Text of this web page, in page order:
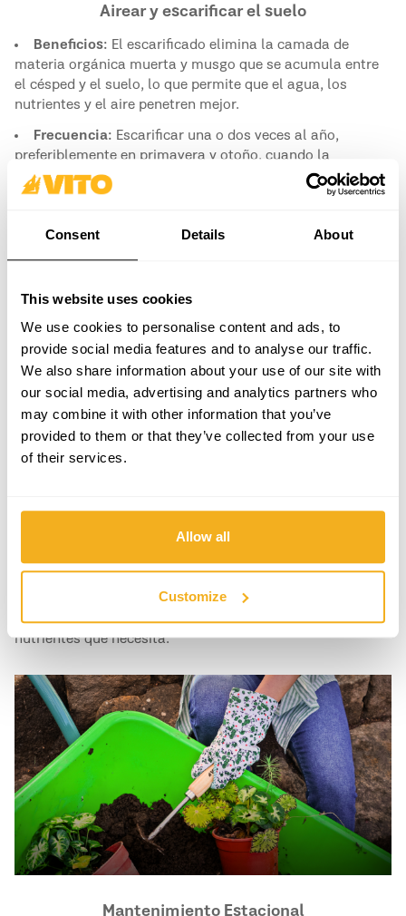
Consent Details About
This website uses cookies
We use cookies to personalise content and ads, to
provide social media features and to analyse our traffic.
We also share information about your use of our site with
our social media, advertising and analytics partners who
may combine it with other information that you’ve
provided to them or that they’ve collected from your use
of their services.
Allow all
Customize
Airear y escarificar el suelo
Beneficios: El escarificado elimina la camada de
materia orgánica muerta y musgo que se acumula entre
el césped y el suelo, lo que permite que el agua, los
nutrientes y el aire penetren mejor.
Frecuencia: Escarificar una o dos veces al año,
preferiblemente en primavera y otoño, cuando la
temperatura es templada.
Abonado
Elección del abono:Utilice abonos equilibrados,
preferiblemente orgánicos, para aportar al césped los
nutrientes que necesita.
Mantenimiento Estacional